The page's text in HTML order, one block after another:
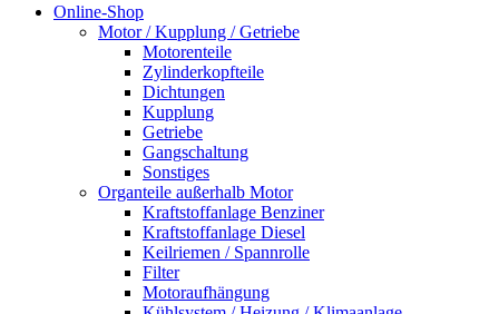
Online-Shop
Motor / Kupplung / Getriebe
Motorenteile
Zylinderkopfteile
Dichtungen
Kupplung
Getriebe
Gangschaltung
Sonstiges
Organteile außerhalb Motor
Kraftstoffanlage Benziner
Kraftstoffanlage Diesel
Keilriemen / Spannrolle
Filter
Motoraufhängung